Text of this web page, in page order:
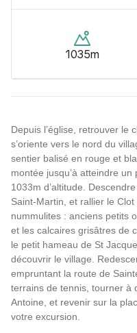
1035m
Depuis l’église, retrouver le
s’oriente vers le nord du
sentier balisé en rouge et
montée jusqu’à atteindre
1033m d’altitude.
Saint-Martin, et rallier le
nummulites : anciens petits
et les calcaires grisâtres de
le petit hameau de St
découvrir le village.
empruntant la route de
terrains de tennis, tourner à
Antoine, et revenir sur la
votre excursion.